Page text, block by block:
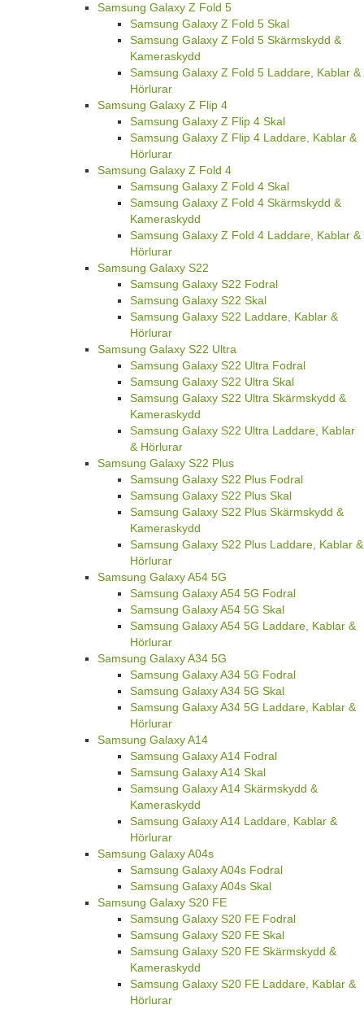
Samsung Galaxy Z Fold 5
Samsung Galaxy Z Fold 5 Skal
Samsung Galaxy Z Fold 5 Skärmskydd &
Kameraskydd
Samsung Galaxy Z Fold 5 Laddare, Kablar &
Hörlurar
Samsung Galaxy Z Flip 4
Samsung Galaxy Z Flip 4 Skal
Samsung Galaxy Z Flip 4 Laddare, Kablar &
Hörlurar
Samsung Galaxy Z Fold 4
Samsung Galaxy Z Fold 4 Skal
Samsung Galaxy Z Fold 4 Skärmskydd &
Kameraskydd
Samsung Galaxy Z Fold 4 Laddare, Kablar &
Hörlurar
Samsung Galaxy S22
Samsung Galaxy S22 Fodral
Samsung Galaxy S22 Skal
Samsung Galaxy S22 Laddare, Kablar &
Hörlurar
Samsung Galaxy S22 Ultra
Samsung Galaxy S22 Ultra Fodral
Samsung Galaxy S22 Ultra Skal
Samsung Galaxy S22 Ultra Skärmskydd &
Kameraskydd
Samsung Galaxy S22 Ultra Laddare, Kablar
& Hörlurar
Samsung Galaxy S22 Plus
Samsung Galaxy S22 Plus Fodral
Samsung Galaxy S22 Plus Skal
Samsung Galaxy S22 Plus Skärmskydd &
Kameraskydd
Samsung Galaxy S22 Plus Laddare, Kablar &
Hörlurar
Samsung Galaxy A54 5G
Samsung Galaxy A54 5G Fodral
Samsung Galaxy A54 5G Skal
Samsung Galaxy A54 5G Laddare, Kablar &
Hörlurar
Samsung Galaxy A34 5G
Samsung Galaxy A34 5G Fodral
Samsung Galaxy A34 5G Skal
Samsung Galaxy A34 5G Laddare, Kablar &
Hörlurar
Samsung Galaxy A14
Samsung Galaxy A14 Fodral
Samsung Galaxy A14 Skal
Samsung Galaxy A14 Skärmskydd &
Kameraskydd
Samsung Galaxy A14 Laddare, Kablar &
Hörlurar
Samsung Galaxy A04s
Samsung Galaxy A04s Fodral
Samsung Galaxy A04s Skal
Samsung Galaxy S20 FE
Samsung Galaxy S20 FE Fodral
Samsung Galaxy S20 FE Skal
Samsung Galaxy S20 FE Skärmskydd &
Kameraskydd
Samsung Galaxy S20 FE Laddare, Kablar &
Hörlurar